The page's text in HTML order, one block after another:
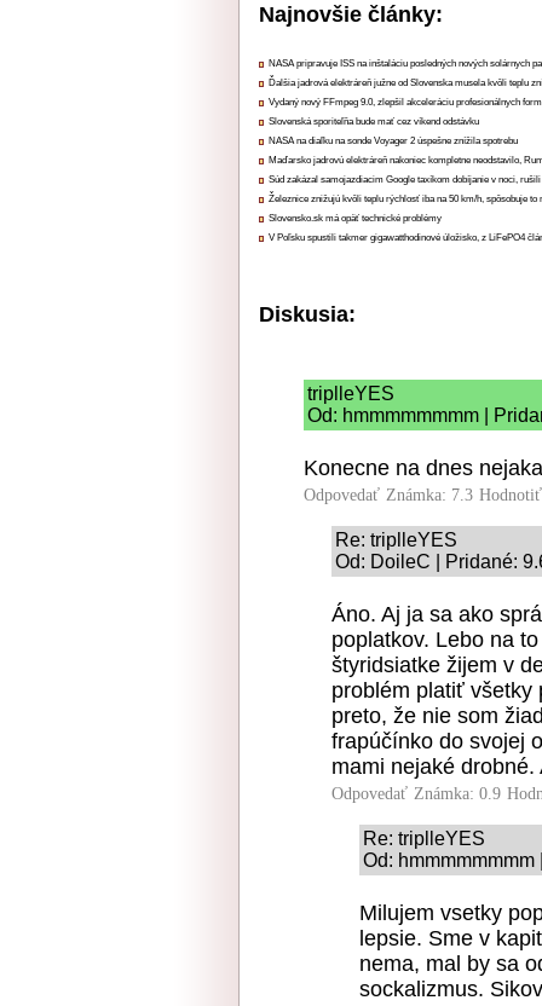
Najnovšie články:
NASA pripravuje ISS na inštaláciu posledných nových solárnych
Ďalšia jadrová elektráreň južne od Slovenska musela kvôli teplu
Vydaný nový FFmpeg 9.0, zlepšil akceleráciu profesionálnych
Slovenská sporiteľňa bude mať cez víkend odstávku
NASA na diaľku na sonde Voyager 2 úspešne znížila spotrebu
Maďarsko jadrovú elektráreň nakoniec kompletne neodstavilo,
Súd zakázal samojazdiacim Google taxíkom dobíjanie v noci,
Železnice znižujú kvôli teplu rýchlosť iba na 50 km/h, spôsobuje to
Slovensko.sk má opäť technické problémy
V Poľsku spustili takmer gigawatthodinové úložisko, z LiFePO4
Diskusia:
triplleYES
Od: hmmmmmmmm |
Konecne na dnes
Odpovedať Známka: 7.3
Re: triplleYES
Od: DoileC | Pridané:
Áno. Aj ja sa ako
poplatkov. Lebo na
štyridsiatke žijem v
problém platiť všetky
preto, že nie som
frapúčínko do svojej
mami nejaké drobné.
Odpovedať Známka: 0.9
Re: triplleYES
Od:
Milujem vsetky
lepsie. Sme v
nema, mal by sa
sockalizmus.